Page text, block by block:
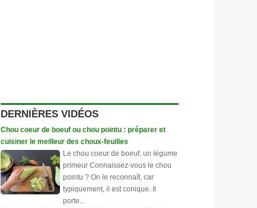
DERNIÈRES VIDÉOS
Chou coeur de boeuf ou chou pointu : préparer et
cuisiner le meilleur des choux-feuilles
Le chou coeur de boeuf, un légume
primeur Connaissez-vous le chou
pointu ? On le reconnaît, car
typiquement, il est conique. Il
porte...